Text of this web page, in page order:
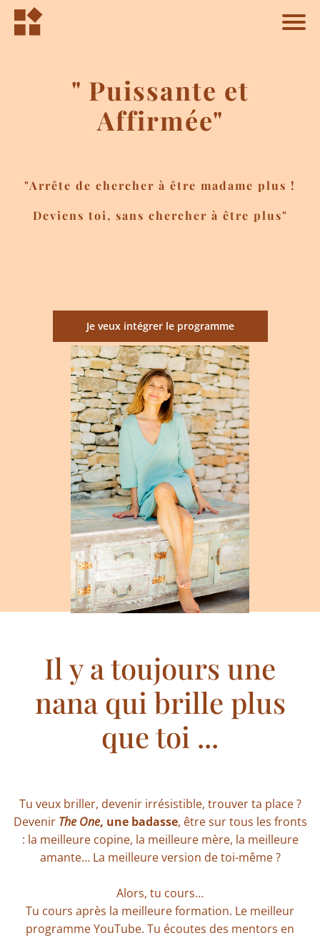
" Puissante et
Affirmée"
"Arrête de chercher à être madame plus !
Deviens toi, sans chercher à être plus"
Je veux intégrer le programme
Il y a toujours une
nana qui brille plus
que toi ...
Tu veux briller, devenir irrésistible, trouver ta place ?
Devenir The One, une badasse, être sur tous les fronts
: la meilleure copine, la meilleure mère, la meilleure
amante… La meilleure version de toi-même ?
Alors, tu cours…
Tu cours après la meilleure formation. Le meilleur
programme YouTube. Tu écoutes des mentors en